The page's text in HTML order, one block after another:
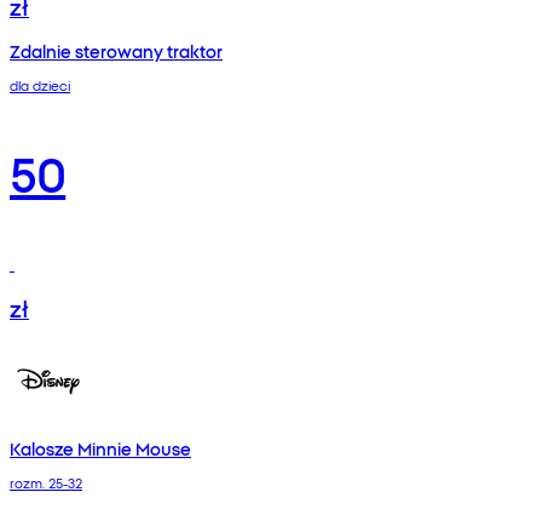
Zdalnie sterowany traktor
dla dzieci
50
zł
Kalosze Minnie Mouse
rozm. 25-32